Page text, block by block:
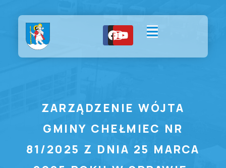
ZARZĄDZENIE WÓJTA
GMINY CHEŁMIEC NR
81/2025 Z DNIA 25 MARCA